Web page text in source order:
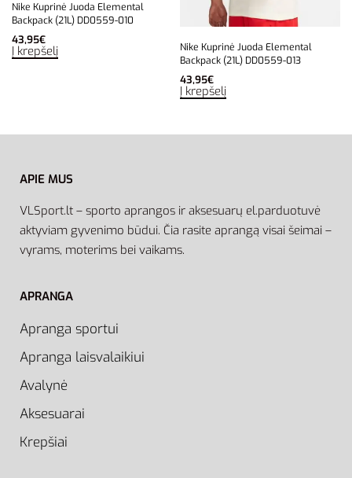
Nike Kuprinė Juoda Elemental
Backpack (21L) DD0559-010
43,95€
Į krepšelį
Nike Kuprinė Juoda Elemental
Backpack (21L) DD0559-013
43,95€
Į krepšelį
APIE MUS
VLSport.lt – sporto aprangos ir aksesuarų el.parduotuvė
aktyviam gyvenimo būdui. Čia rasite aprangą visai šeimai –
vyrams, moterims bei vaikams.
APRANGA
Apranga sportui
Apranga laisvalaikiui
Avalynė
Aksesuarai
Krepšiai